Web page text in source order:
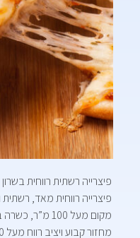
פיצרייה רשתית רווחית בשרון
פיצרייה רווחית מאד,
מקום מעל 100 מ”ר, כשרה בד”צ במיקום מרכזי
מחזור קבוע ויציב רווח מעל 50,000 ש”ח בחודש.